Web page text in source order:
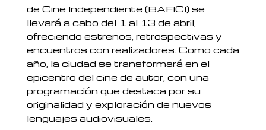
de Cine Independiente (BAFICI) se
llevará a cabo del 1 al 13 de abril,
ofreciendo estrenos, retrospectivas y
encuentros con realizadores. Como cada
año, la ciudad se transformará en el
epicentro del cine de autor, con una
programación que destaca por su
originalidad y exploración de nuevos
lenguajes audiovisuales.